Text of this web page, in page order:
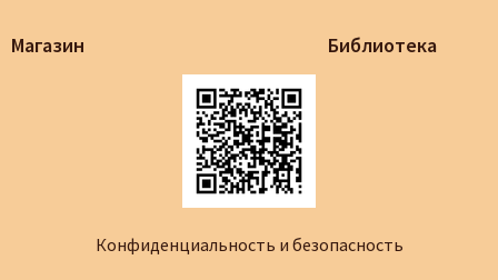
Магазин Библиотека
Конфиденциальность и безопасность